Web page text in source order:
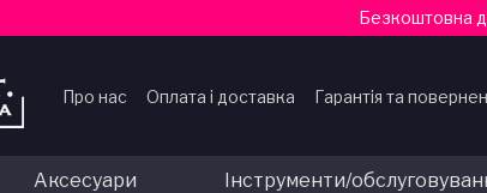
Безкоштовна
Про нас Оплата і доставка Гарантія та
Аксесуари Інструменти/